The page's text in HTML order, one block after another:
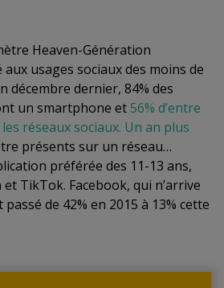
Heaven-Génération
usages sociaux des moins de
décembre dernier, 84% des
un smartphone et 56% d’entre
réseaux sociaux. Un an plus
présents sur un réseau…
préférée des 11-13 ans,
TikTok. Facebook, qui n’arrive
de 42% en 2015 à 13% cette